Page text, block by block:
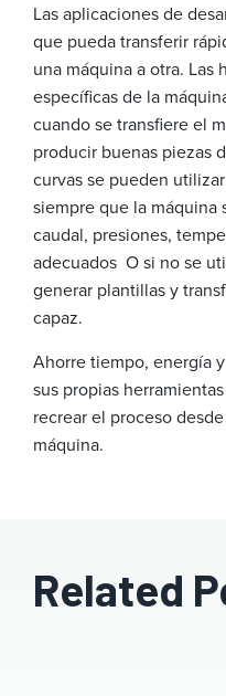
Las aplicaciones de
que pueda transferir
una máquina a otra. Las
específicas de la
cuando se transfiere el
producir buenas piezas
curvas se pueden
siempre que la máquina
caudal, presiones,
adecuados O si no se
generar plantillas y
capaz.
Ahorre tiempo, energía
sus propias
recrear el proceso
máquina.
Related